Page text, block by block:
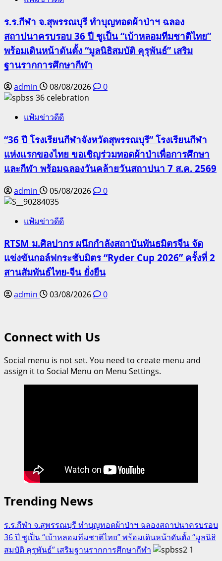
ร.ร.กีฬา จ.สุพรรณบุรี ทำบุญทอดผ้าป่าฯ ฉลอง
สถาปนาครบรอบ 36 ปี ชูเป็น “เบ้าหลอมทีมชาติไทย”
พร้อมเดินหน้าดันตั้ง “มูลนิธิสมบัติ คุรุพันธ์” เสริม
ฐานรากการศึกษากีฬา
admin 08/08/2026 0
แฟ้มข่าวดีดี
“36 ปี โรงเรียนกีฬาจังหวัดสุพรรณบุรี” โรงเรียนกีฬา
แห่งแรกของไทย ขอเชิญร่วมทอดผ้าป่าเพื่อการศึกษา
และกีฬา พร้อมฉลองวันคล้ายวันสถาปนา 7 ส.ค. 2569
admin 05/08/2026 0
แฟ้มข่าวดีดี
RTSM ม.ศิลปากร ผนึกกำลังสถาบันพันธมิตรจีน จัด
แข่งขันกอล์ฟกระชับมิตร “Ryder Cup 2026” ครั้งที่ 2
สานสัมพันธ์ไทย-จีน ยั่งยืน
admin 03/08/2026 0
Connect with Us
Social menu is not set. You need to create menu and
assign it to Social Menu on Menu Settings.
Trending News
ร.ร.กีฬา จ.สุพรรณบุรี ทำบุญทอดผ้าป่าฯ ฉลองสถาปนาครบรอบ
36 ปี ชูเป็น “เบ้าหลอมทีมชาติไทย” พร้อมเดินหน้าดันตั้ง “มูลนิธิ
สมบัติ คุรุพันธ์” เสริมฐานรากการศึกษากีฬา
1